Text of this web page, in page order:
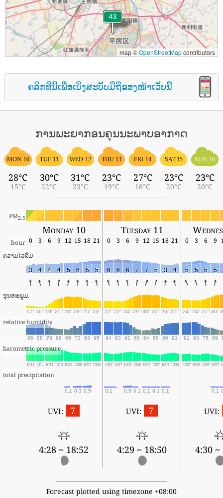
map ©OpenStreetMapcontributors
ຄລິກທີ່ນີ້ເພື່ອເບິ່ງສະບັບມືຖືຂອງໜ້າເວັບນີ້
ການພະຍາກອນຄຸນນະພາບອາກາດ
MON 10
28°C
15°C
TUE 11
30°C
22°C
WED 12
31°C
23°C
THU 13
23°C
19°C
FRI 14
27°C
16°C
SAT 15
23°C
20°C
SUN 16
23°C
20°C
PM2.5
Monday 10 Tuesday 11
hour 0 3 6 9 12 15 18 21 0 3 6 9 12 15 18 21 0 3 6 9
ຄວາມໄວລົມ
3 4 4 4 5 6 5 5 6 6 6 7 7 5 3 4 5 5 5 5
ອຸນຫະພູມ.
17° 16° 19° 25° 28° 28° 25° 23° 22° 22° 24° 29° 30° 30° 26° 25° 24° 24° 25° 30°
relative humidity
85 88 78 69 66 73 93 95 94 93 91 68 64 68 86 91 91 93 75 69
barometric pressure
1011 1011 1011 1010 1008 1008 1007 1008 1007 1007 1008 1008 1007 1007 1007 1008 1007 1006 1007 1007
total precipitation
0.1 0.3 0.5 0.1 0.5 0.1 0.1 0.1 0.1 0.1
UVI: 7
4:28 ~ 18:52
UVI: 7
4:29 ~ 18:50
UVI:
4:30 ~
Forecast plotted using timezone +08:00